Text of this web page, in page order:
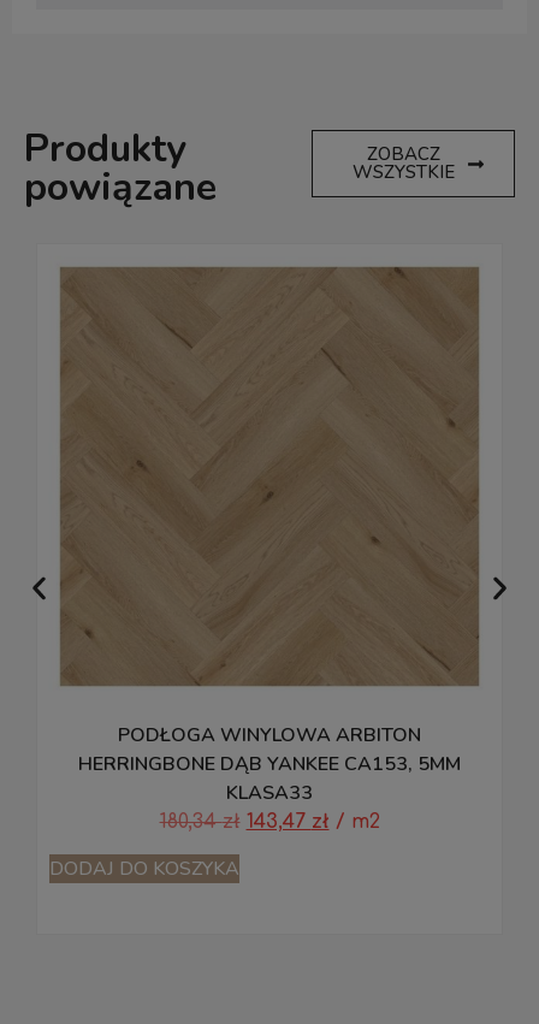
Produkty
powiązane
ZOBACZ
WSZYSTKIE
PODŁOGA WINYLOWA ARBITON
HERRINGBONE DĄB YANKEE CA153, 5MM
KLASA33
180,34zł 143,47 zł / m2
DODAJ DO KOSZYKA